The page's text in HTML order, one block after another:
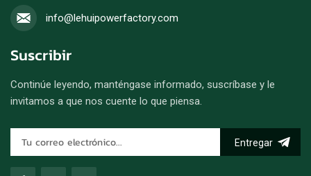
info@lehuipowerfactory.com
Suscribir
Continúe leyendo, manténgase informado, suscríbase y le
invitamos a que nos cuente lo que piensa.
Entregar